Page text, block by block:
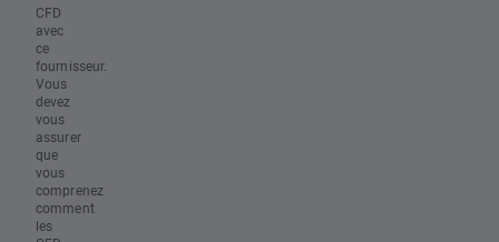
CFD
avec
ce
fournisseur.
Vous
devez
vous
assurer
que
vous
comprenez
comment
les